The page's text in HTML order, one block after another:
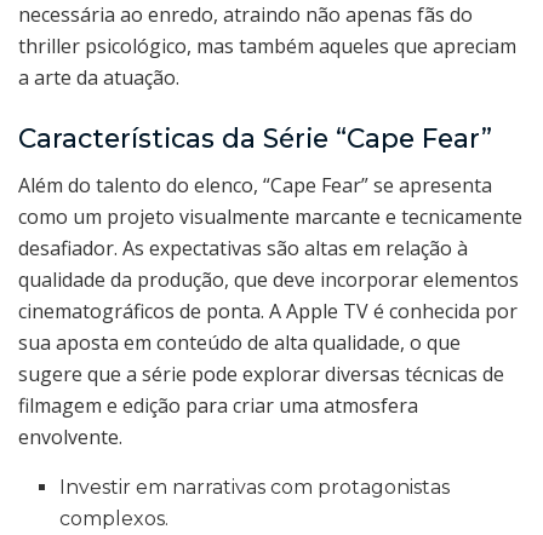
necessária ao enredo, atraindo não apenas fãs do
thriller psicológico, mas também aqueles que apreciam
a arte da atuação.
Características da Série “Cape Fear”
Além do talento do elenco, “Cape Fear” se apresenta
como um projeto visualmente marcante e tecnicamente
desafiador. As expectativas são altas em relação à
qualidade da produção, que deve incorporar elementos
cinematográficos de ponta. A Apple TV é conhecida por
sua aposta em conteúdo de alta qualidade, o que
sugere que a série pode explorar diversas técnicas de
filmagem e edição para criar uma atmosfera
envolvente.
Investir em narrativas com protagonistas
complexos.